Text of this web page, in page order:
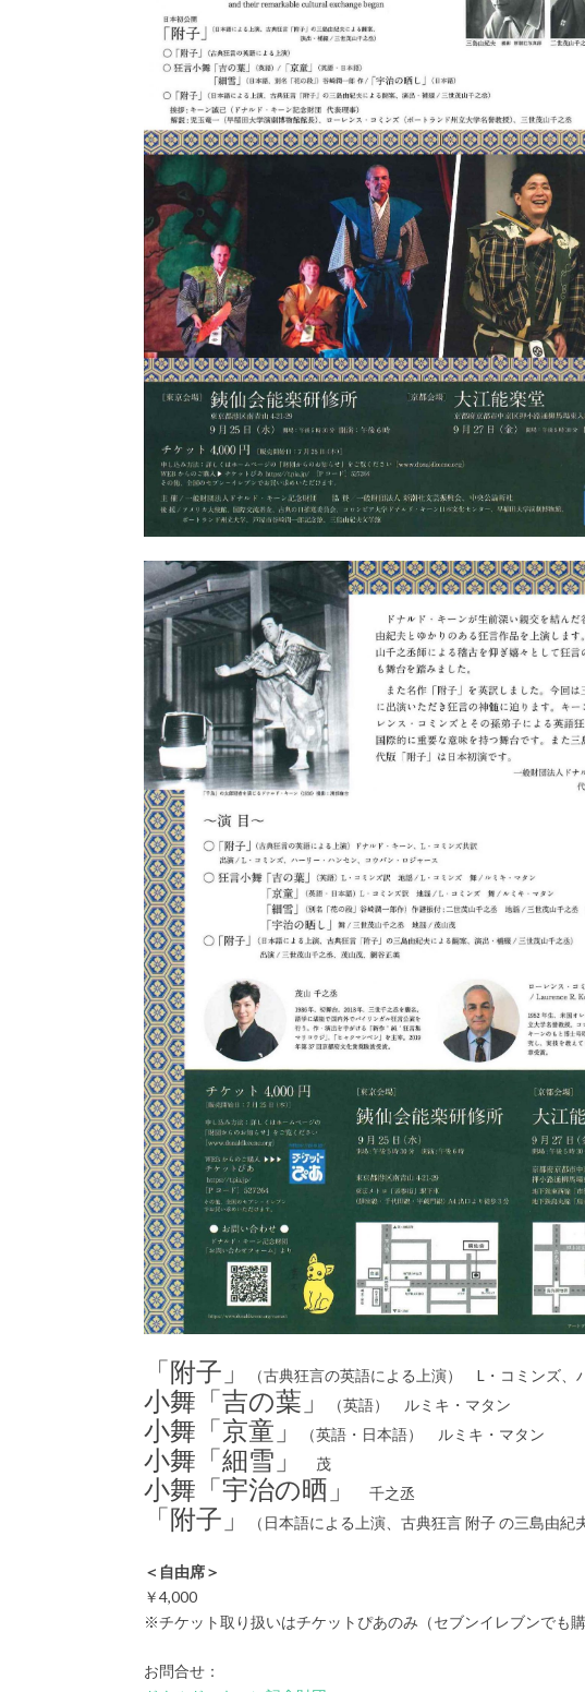
「附子」 （古典狂言の英語による上演） L・コミンズ、
小舞「吉の葉」 （英語） ルミキ・マタン
小舞「京童」 （英語・日本語） ルミキ・マタン
小舞「細雪」 茂
小舞「宇治の晒」 千之丞
「附子」 （日本語による上演、古典狂言 附子 の三島由
＜自由席＞
￥4,000
※チケット取り扱いはチケットぴあのみ（セブンイレブンでも購
お問合せ：